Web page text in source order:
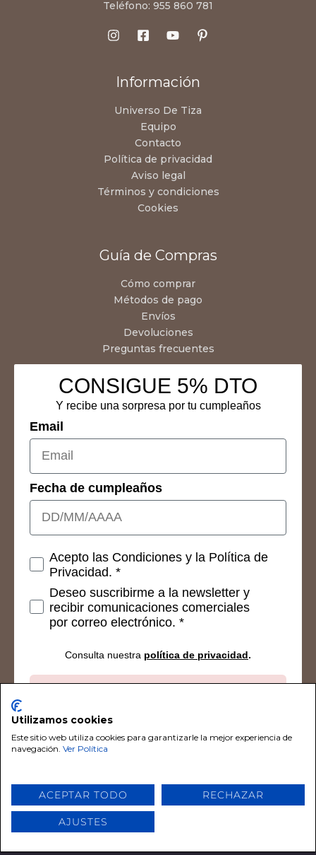
Teléfono: 955 860 781
Información
Universo De Tiza
Equipo
Contacto
Política de privacidad
Aviso legal
Términos y condiciones
Cookies
Guía de Compras
Cómo comprar
Métodos de pago
Envíos
Devoluciones
Preguntas frecuentes
CONSIGUE 5% DTO
Y recibe una sorpresa por tu cumpleaños
Email
Fecha de cumpleaños
Consetimientos
Acepto las Condiciones y la Política de
Privacidad. *
Deseo suscribirme a la newsletter y
recibir comunicaciones comerciales
por correo electrónico. *
Consulta nuestra política de privacidad.
© 2026 Chalk Paint De Tiza. Todos los derechos
reservados por Chalk Paint De Tiza
Utilizamos cookies
Este sitio web utiliza cookies para garantizarle la mejor experiencia de
navegación. Ver Política
ACEPTAR TODO RECHAZAR
AJUSTES